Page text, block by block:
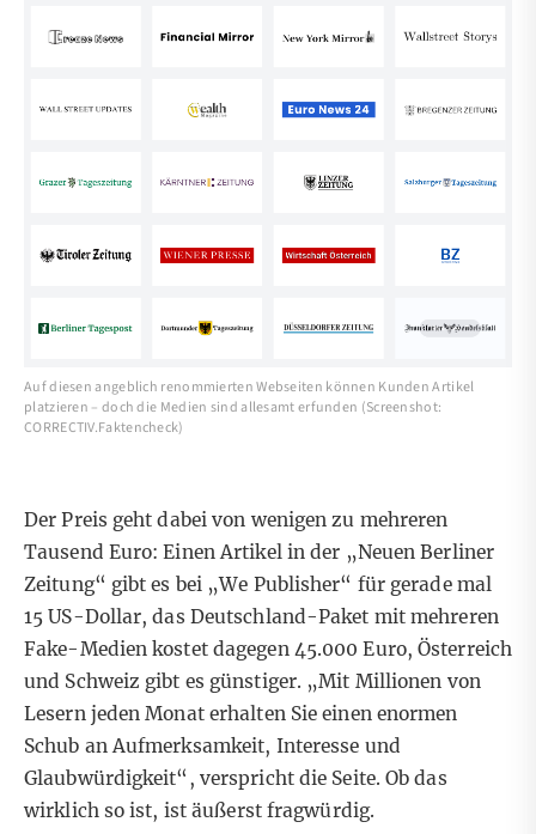
Auf diesen angeblich renommierten Webseiten können Kunden Artikel
platzieren – doch die Medien sind allesamt erfunden (Screenshot:
CORRECTIV.Faktencheck)
Der Preis geht dabei von wenigen zu mehreren
Tausend Euro: Einen Artikel in der „Neuen Berliner
Zeitung“ gibt es bei „We Publisher“ für gerade mal
15 US-Dollar, das Deutschland-Paket mit mehreren
Fake-Medien kostet dagegen 45.000 Euro, Österreich
und Schweiz gibt es günstiger. „Mit Millionen von
Lesern jeden Monat erhalten Sie einen enormen
Schub an Aufmerksamkeit, Interesse und
Glaubwürdigkeit“, verspricht die Seite. Ob das
wirklich so ist, ist äußerst fragwürdig.